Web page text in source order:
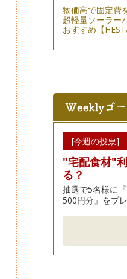
物価高で固定費
超軽量ソーラー
おすすめ【
[今週の投票]
"宅配食材"
る？
抽選で5名様に
500円分』をプレ